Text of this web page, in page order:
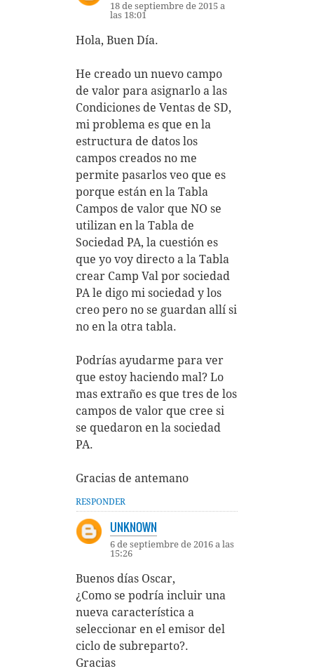
18 de septiembre de 2015 a
las 18:01
Hola, Buen Día.
He creado un nuevo campo
de valor para asignarlo a las
Condiciones de Ventas de SD,
mi problema es que en la
estructura de datos los
campos creados no me
permite pasarlos veo que es
porque están en la Tabla
Campos de valor que NO se
utilizan en la Tabla de
Sociedad PA, la cuestión es
que yo voy directo a la Tabla
crear Camp Val por sociedad
PA le digo mi sociedad y los
creo pero no se guardan allí si
no en la otra tabla.
Podrías ayudarme para ver
que estoy haciendo mal? Lo
mas extraño es que tres de los
campos de valor que cree si
se quedaron en la sociedad
PA.
Gracias de antemano
RESPONDER
UNKNOWN
6 de septiembre de 2016 a las
15:26
Buenos días Oscar,
¿Como se podría incluir una
nueva característica a
seleccionar en el emisor del
ciclo de subreparto?.
Gracias